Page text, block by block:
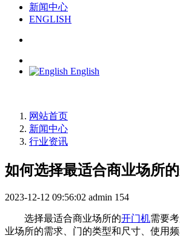
新闻中心
ENGLISH
English
网站首页
新闻中心
行业资讯
如何选择最适合商业场所
2023-12-12 09:56:02 admin 154
选择最适合商业场所的开门机需要
业场所的需求、门的类型和尺寸、使用